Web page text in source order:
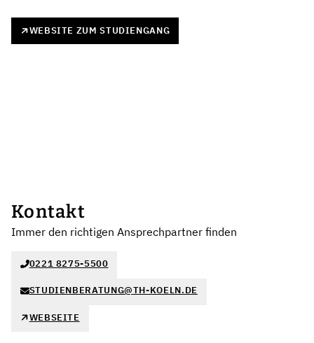
WEBSITE ZUM STUDIENGANG
Kontakt
Immer den richtigen Ansprechpartner finden
0221 8275-5500
STUDIENBERATUNG@TH-KOELN.DE
WEBSEITE